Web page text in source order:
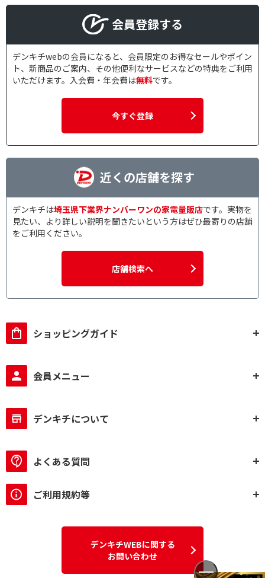
会員登録する
デンキチwebの会員になると、会員限定のお得なセールやポイン
ト、新商品のご案内、その他便利なサービスなどの特典をご利用
いただけます。入会費・年会費は無料です。
今すぐ登録
近くの店舗を探す
デンキチは埼玉県下業界ナンバーワンの家電量販店です。実物を
見たい、より詳しい説明を聞きたいという方はぜひ最寄りの店舗
をご利用ください。
店舗検索へ
ショッピングガイド
会員メニュー
デンキチについて
よくある質問
ご利用規約等
デンキチWEBに関する
お問い合わせ